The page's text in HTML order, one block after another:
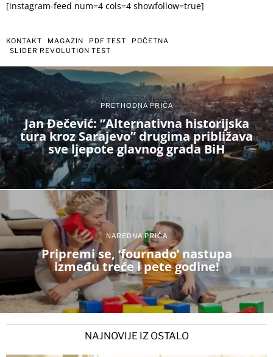
[instagram-feed num=4 cols=4 showfollow=true]
KONTAKT MAGAZIN PDF TEST
POČETNA
SLIDER REVOLUTION TEST
PRETHODNA PRIČA
Jan Đečević: ”Alternativna historijska
tura kroz Sarajevo” drugima približava
sve ljepote glavnog grada BiH
NAREDNA PRIČA
Pripremi se, ‘fournado’ nastupa
između treće i pete godine!
NAJNOVIJE IZ OSTALO